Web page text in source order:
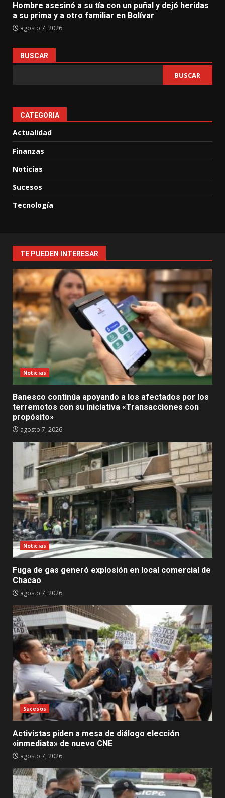
Hombre asesinó a su tía con un puñal y dejó heridas
a su prima y a otro familiar en Bolívar
agosto 7, 2026
BUSCAR
BUSCAR
CATEGORIA
Actualidad
Finanzas
Noticias
Sucesos
Tecnología
TE PUEDEN INTERESAR
Noticias
Banesco continúa apoyando a los afectados por los
terremotos con su iniciativa «Transacciones con
propósito»
agosto 7, 2026
Noticias
Fuga de gas generó explosión en local comercial de
Chacao
agosto 7, 2026
Sucesos
Activistas piden a mesa de diálogo elección
«inmediata» de nuevo CNE
agosto 7, 2026